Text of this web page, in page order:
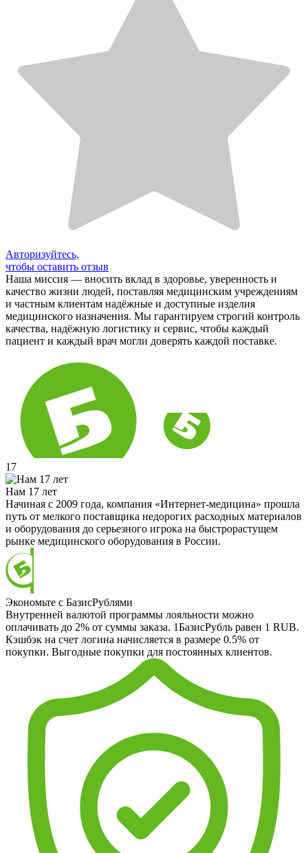
Авторизуйтесь,
чтобы оставить отзыв
Наша миссия — вносить вклад в здоровье, уверенность и
качество жизни людей, поставляя медицинским учреждениям
и частным клиентам надёжные и доступные изделия
медицинского назначения. Мы гарантируем строгий контроль
качества, надёжную логистику и сервис, чтобы каждый
пациент и каждый врач могли доверять каждой поставке.
17
Нам 17 лет
Начиная с 2009 года, компания «Интернет-медицина» прошла
путь от мелкого поставщика недорогих расходных материалов
и оборудования до серьезного игрока на быстрорастущем
рынке медицинского оборудования в России.
Экономьте с БазисРублями
Внутренней валютой программы лояльности можно
оплачивать до 2% от суммы заказа. 1БазисРубль равен 1 RUB.
Кэшбэк на счет логина начисляется в размере 0.5% от
покупки. Выгодные покупки для постоянных клиентов.